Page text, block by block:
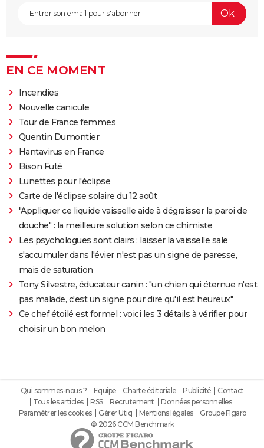
EN CE MOMENT
Incendies
Nouvelle canicule
Tour de France femmes
Quentin Dumontier
Hantavirus en France
Bison Futé
Lunettes pour l'éclipse
Carte de l'éclipse solaire du 12 août
"Appliquer ce liquide vaisselle aide à dégraisser la paroi de
douche" : la meilleure solution selon ce chimiste
Les psychologues sont clairs : laisser la vaisselle sale
s'accumuler dans l'évier n'est pas un signe de paresse,
mais de saturation
Tony Silvestre, éducateur canin : "un chien qui éternue n'est
pas malade, c'est un signe pour dire qu'il est heureux"
Ce chef étoilé est formel : voici les 3 détails à vérifier pour
choisir un bon melon
Qui sommes-nous ? Equipe Charte éditoriale Publicité
Contact
Tous les articles
RSS Recrutement
Données personnelles
Paramétrer les cookies
Gérer Utiq Mentions légales
Groupe Figaro
© 2026 CCM Benchmark